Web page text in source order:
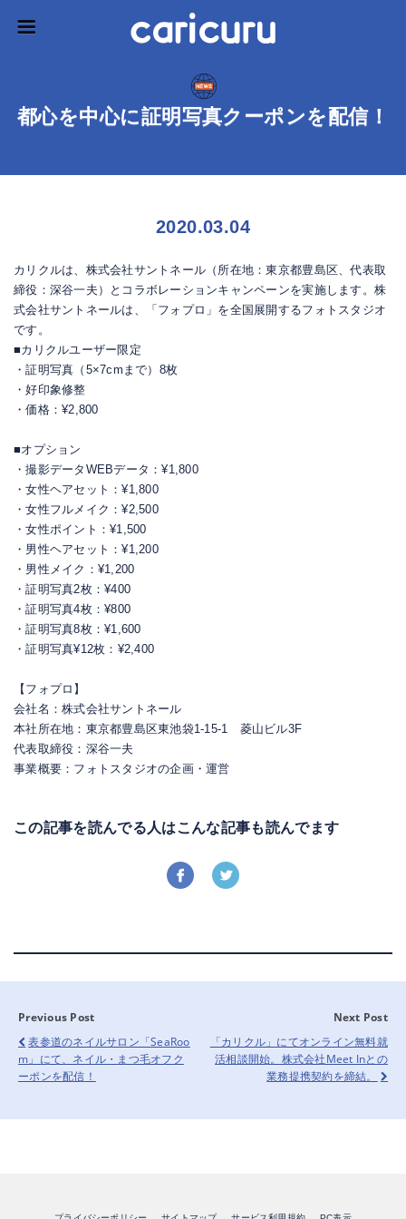
都心を中心に証明写真クーポンを配信！
2020.03.04
カリクルは、株式会社サントネール（所在地：東京都豊島区、代表取
締役：深谷一夫）とコラボレーションキャンペーンを実施します。株
式会社サントネールは、「フォプロ」を全国展開するフォトスタジオ
です。
■カリクルユーザー限定
・証明写真（5×7cmまで）8枚
・好印象修整
・価格：¥2,800
■オプション
・撮影データWEBデータ：¥1,800
・女性ヘアセット：¥1,800
・女性フルメイク：¥2,500
・女性ポイント：¥1,500
・男性ヘアセット：¥1,200
・男性メイク：¥1,200
・証明写真2枚：¥400
・証明写真4枚：¥800
・証明写真8枚：¥1,600
・証明写真¥12枚：¥2,400
【フォプロ】
会社名：株式会社サントネール
本社所在地：東京都豊島区東池袋1-15-1 菱山ビル3F
代表取締役：深谷一夫
事業概要：フォトスタジオの企画・運営
この記事を読んでる人はこんな記事も読んでます
Previous Post
表参道のネイルサロン「SeaRoo
M」にて、ネイル・まつ毛オフク
ーポンを配信！
Next Post
「カリクル」にてオンライン無料就
活相談開始。株式会社meet Inとの
業務提携契約を締結。